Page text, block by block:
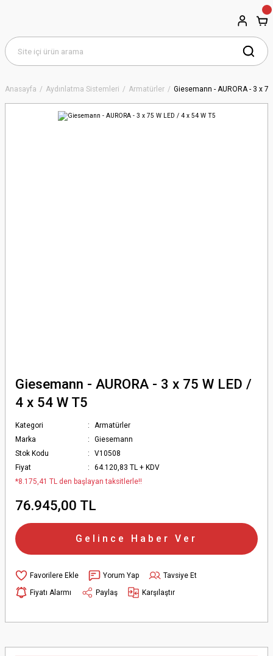
Anasayfa Aydınlatma Sistemleri Armatürler Giesemann - AURORA - 3 x
Giesemann - AURORA - 3 x 75 W LED /
4 x 54 W T5
Kategori
Armatürler
Marka
Giesemann
Stok Kodu
V10508
Fiyat
64.120,83 TL + KDV
*8.175,41 TL den başlayan taksitlerle!!
76.945,00 TL
Gelince Haber Ver
Yorum Yap
Tavsiye Et
Fiyatı Alarmı
Paylaş Karşılaştır